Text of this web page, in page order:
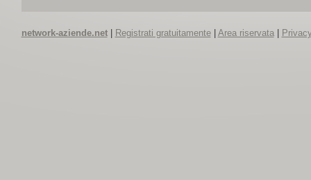
network-aziende.net| Registrati gratuitamente| Area riservata|